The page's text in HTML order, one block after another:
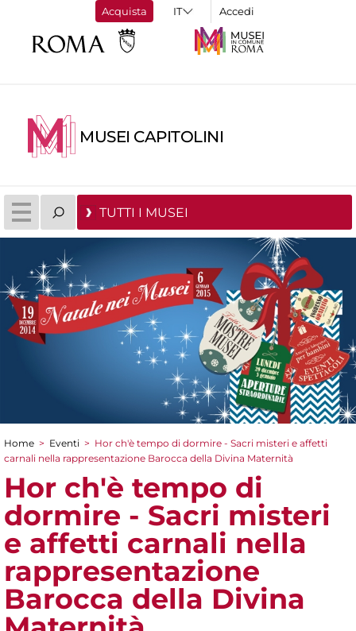
Acquista Accedi
MUSEI CAPITOLINI
TUTTI I MUSEI
Tu sei qui
Home > Eventi > Hor ch'è tempo di dormire - Sacri misteri e affetti
carnali nella rappresentazione Barocca della Divina Maternità
Hor ch'è tempo di
dormire - Sacri misteri
e affetti carnali nella
rappresentazione
Barocca della Divina